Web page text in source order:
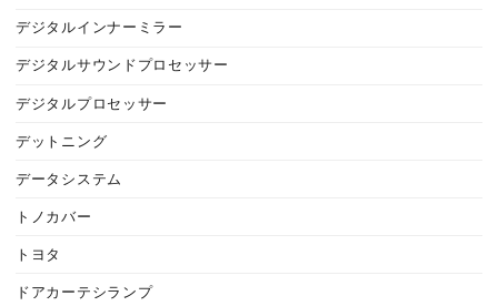
デジタルインナーミラー
デジタルサウンドプロセッサー
デジタルプロセッサー
デットニング
データシステム
トノカバー
トヨタ
ドアカーテシランプ